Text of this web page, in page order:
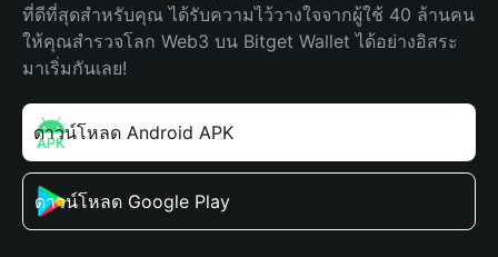
ที่ดีที่สุดสำหรับคุณ ได้รับความไว้วางใจจากผู้ใช้ 40 ล้านคน
ให้คุณสำรวจโลก Web3 บน Bitget Wallet ได้อย่างอิสระ
มาเริ่มกันเลย!
ดาวน์โหลด Android APK
ดาวน์โหลด Google Play